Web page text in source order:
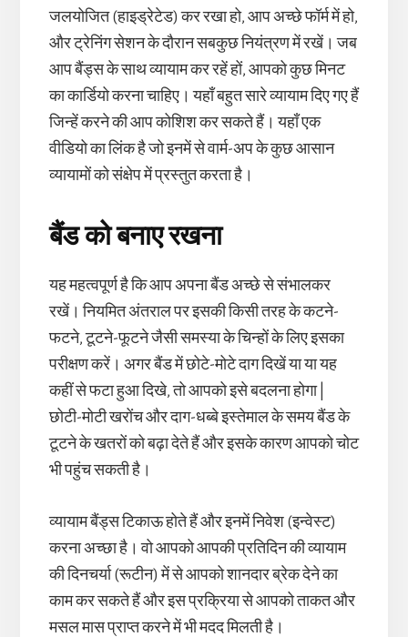
जलयोजित (हाइड्रेटेड) कर रखा हो, आप अच्छे फॉर्म में हो,
और ट्रेनिंग सेशन के दौरान सबकुछ नियंत्रण में रखें। जब
आप बैंड्स के साथ व्यायाम कर रहें हों, आपको कुछ मिनट
का कार्डियो करना चाहिए। यहाँ बहुत सारे व्यायाम दिए गए हैं
जिन्हें करने की आप कोशिश कर सकते हैं। यहाँ एक
वीडियो का लिंक है जो इनमें से वार्म-अप के कुछ आसान
व्यायामों को संक्षेप में प्रस्तुत करता है।
बैंड को बनाए रखना
यह महत्वपूर्ण है कि आप अपना बैंड अच्छे से संभालकर
रखें। नियमित अंतराल पर इसकी किसी तरह के कटने-
फटने, टूटने-फूटने जैसी समस्या के चिन्हों के लिए इसका
परीक्षण करें। अगर बैंड में छोटे-मोटे दाग दिखें या या यह
कहीं से फटा हुआ दिखे, तो आपको इसे बदलना होगा |
छोटी-मोटी खरोंच और दाग-धब्बे इस्तेमाल के समय बैंड के
टूटने के खतरों को बढ़ा देते हैं और इसके कारण आपको चोट
भी पहुंच सकती है।
व्यायाम बैंड्स टिकाऊ होते हैं और इनमें निवेश (इन्वेस्ट)
करना अच्छा है। वो आपको आपकी प्रतिदिन की व्यायाम
की दिनचर्या (रूटीन) में से आपको शानदार ब्रेक देने का
काम कर सकते हैं और इस प्रक्रिया से आपको ताकत और
मसल मास प्राप्त करने में भी मदद मिलती है।